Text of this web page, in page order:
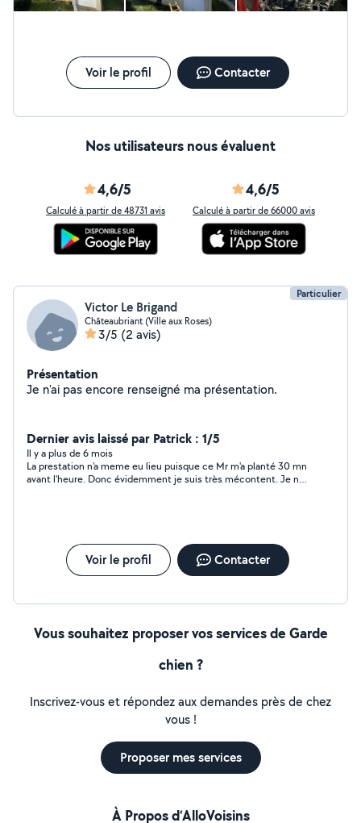
Voir le profil Contacter
Nos utilisateurs nous évaluent
4,6/5
Calculé à partir de 48731 avis
4,6/5
Calculé à partir de 66000 avis
Particulier
Victor Le Brigand
Châteaubriant (Ville aux Roses)
3/5 (2 avis)
Présentation
Je n'ai pas encore renseigné ma présentation.
Dernier avis laissé par Patrick : 1/5
Il y a plus de 6 mois
La prestation n'a meme eu lieu puisque ce Mr m'a planté 30 mn
avant l'heure. Donc évidemment je suis très mécontent. Je ne
Voir le profil Contacter
Vous souhaitez proposer vos services de Garde
chien ?
Inscrivez-vous et répondez aux demandes près de chez
vous !
Proposer mes services
À Propos d’AlloVoisins